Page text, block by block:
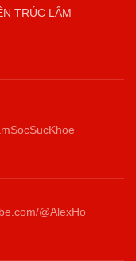
TRÚC LÂM
@AlexHo